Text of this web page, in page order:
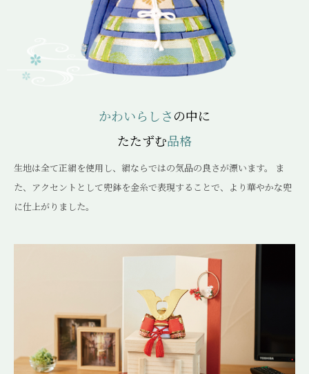
かわいらしさの中に
たたずむ品格
生地は全て正絹を使用し、絹ならではの気品の良さが漂います。 ま
た、アクセントとして兜鉢を金糸で表現することで、より華やかな兜
に仕上がりました。